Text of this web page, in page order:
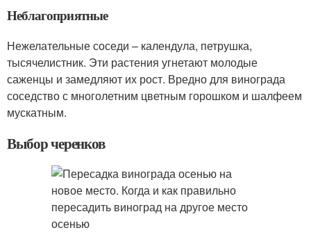
Неблагоприятные
Нежелательные соседи – календула, петрушка,
тысячелистник. Эти растения угнетают молодые
саженцы и замедляют их рост. Вредно для винограда
соседство с многолетним цветным горошком и шалфеем
мускатным.
Выбор черенков